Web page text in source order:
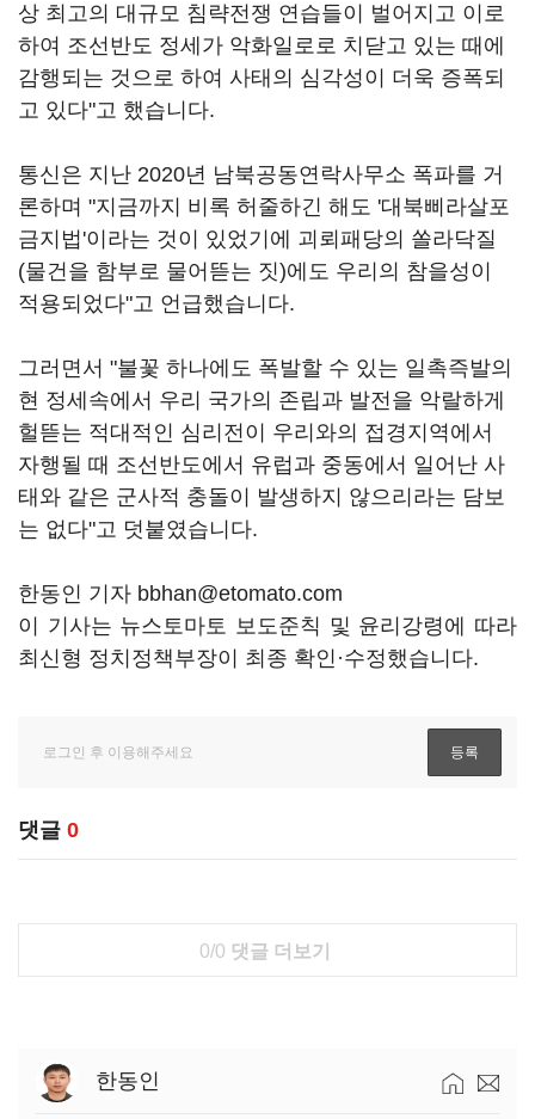
상 최고의 대규모 침략전쟁 연습들이 벌어지고 이로
하여 조선반도 정세가 악화일로로 치닫고 있는 때에
감행되는 것으로 하여 사태의 심각성이 더욱 증폭되
고 있다"고 했습니다.
통신은 지난 2020년 남북공동연락사무소 폭파를 거
론하며 "지금까지 비록 허줄하긴 해도 '대북삐라살포
금지법'이라는 것이 있었기에 괴뢰패당의 쏠라닥질
(물건을 함부로 물어뜯는 짓)에도 우리의 참을성이
적용되었다"고 언급했습니다.
그러면서 "불꽃 하나에도 폭발할 수 있는 일촉즉발의
현 정세속에서 우리 국가의 존립과 발전을 악랄하게
헐뜯는 적대적인 심리전이 우리와의 접경지역에서
자행될 때 조선반도에서 유럽과 중동에서 일어난 사
태와 같은 군사적 충돌이 발생하지 않으리라는 담보
는 없다"고 덧붙였습니다.
한동인 기자 bbhan@etomato.com
이 기사는 뉴스토마토 보도준칙 및 윤리강령에 따라
최신형 정치정책부장이 최종 확인·수정했습니다.
댓글 0
0/0 댓글 더보기
한동인